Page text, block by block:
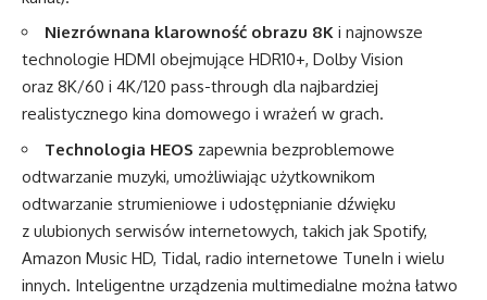
Niezrównana klarowność obrazu 8K i najnowsze
technologie HDMI obejmujące HDR10+, Dolby Vision
oraz 8K/60 i 4K/120 pass-through dla najbardziej
realistycznego kina domowego i wrażeń w grach.
Technologia HEOS zapewnia bezproblemowe
odtwarzanie muzyki, umożliwiając użytkownikom
odtwarzanie strumieniowe i udostępnianie dźwięku
z ulubionych serwisów internetowych, takich jak Spotify,
Amazon Music HD, Tidal, radio internetowe TuneIn i wielu
innych. Inteligentne urządzenia multimedialne można łatwo